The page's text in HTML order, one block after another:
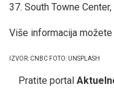
37. South Towne Center,
Više informacija možete
IZVOR: CNBC FOTO: UNSPLASH
Pratite portal